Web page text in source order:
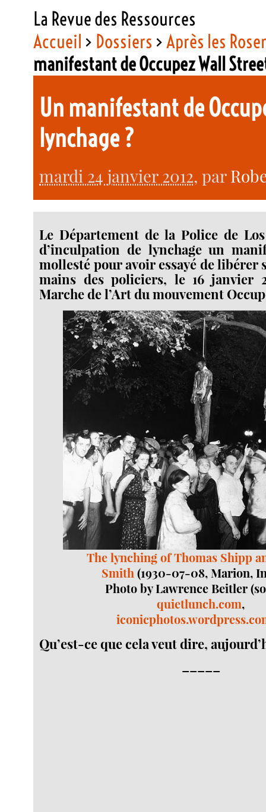
La Revue des Ressources
Accueil > Dossiers >Après les
manifestant de Occupez Wall
Un manifestant de
lynchage ?
mardi 24 janvier 2012, par
Le Département de la Police de
d’inculpation de lynchage un
mollesté pour avoir essayé de libérer
mains des policiers, le 16 janvier
Marche de l’Art du mouvement
The lynching of Thomas Shipp
Smith(1930-07-08, Marion,
Photo by Lawrence Beitler
quietlunch.com,
Qu’est-ce que cela veut dire,